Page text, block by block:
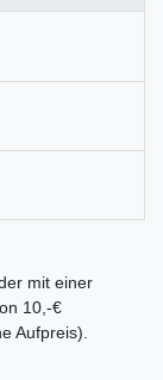
mit einer
10,-€
Aufpreis).